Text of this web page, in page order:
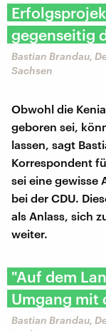
gegenseitig
Bastian Brandau,
Sachsen
Obwohl die
geboren sei,
lassen, sagt
Korrespondent
sei eine gewisse
bei der CDU.
als Anlass, sich
weiter.
"Auf dem
Umgang mit
Bastian Brandau,